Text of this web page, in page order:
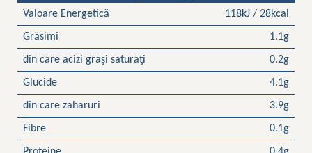
Valoare Energetică
118kJ / 28kcal
Grăsimi 1.1g
din care acizi graşi saturaţi 0.2g
Glucide 4.1g
din care zaharuri 3.9g
Fibre 0.1g